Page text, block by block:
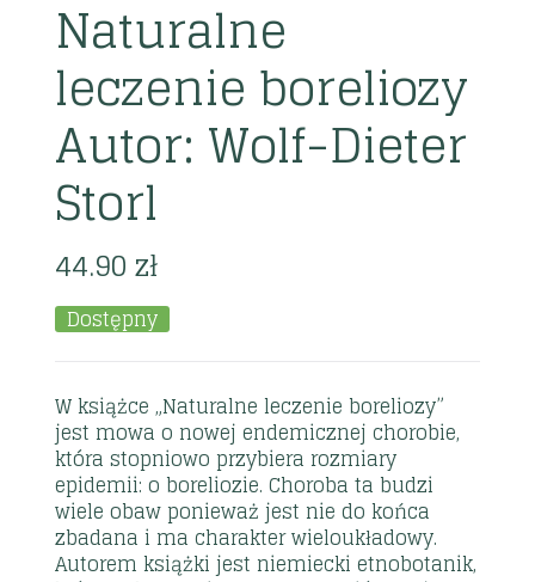
Naturalne
leczenie boreliozy
Autor: Wolf-Dieter
Storl
44.90zł
Dostępny
W książce „Naturalne leczenie boreliozy”
jest mowa o nowej endemicznej chorobie,
która stopniowo przybiera rozmiary
epidemii: o boreliozie. Choroba ta budzi
wiele obaw ponieważ jest nie do końca
zbadana i ma charakter wieloukładowy.
Autorem książki jest niemiecki etnobotanik,